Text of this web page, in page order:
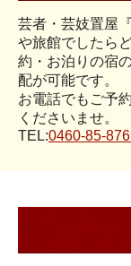
芸者・芸妓置屋
や旅館でしたら
約・お泊りの宿
配が可能です。
お電話でもご予
くださいませ。
TEL:0460-85-